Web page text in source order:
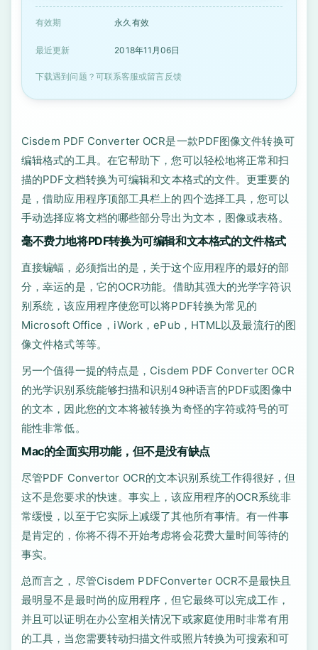
有效期 永久有效
最近更新 2018年11月06日
下载遇到问题？可联系客服或留言反馈
Cisdem PDF Converter OCR是一款PDF图像文件转换可
编辑格式的工具。在它帮助下，您可以轻松地将正常和扫
描的PDF文档转换为可编辑和文本格式的文件。更重要的
是，借助应用程序顶部工具栏上的四个选择工具，您可以
手动选择应将文档的哪些部分导出为文本，图像或表格。
毫不费力地将PDF转换为可编辑和文本格式的文件格式
直接蝙蝠，必须指出的是，关于这个应用程序的最好的部
分，幸运的是，它的OCR功能。借助其强大的光学字符识
别系统，该应用程序使您可以将PDF转换为常见的
Microsoft Office，iWork，ePub，HTML以及最流行的图
像文件格式等等。
另一个值得一提的特点是，Cisdem PDF Converter OCR
的光学识别系统能够扫描和识别49种语言的PDF或图像中
的文本，因此您的文本将被转换为奇怪的字符或符号的可
能性非常低。
Mac的全面实用功能，但不是没有缺点
尽管PDF Convertor OCR的文本识别系统工作得很好，但
这不是您要求的快速。事实上，该应用程序的OCR系统非
常缓慢，以至于它实际上减缓了其他所有事情。有一件事
是肯定的，你将不得不开始考虑将会花费大量时间等待的
事实。
总而言之，尽管Cisdem PDFConverter OCR不是最快且
最明显不是最时尚的应用程序，但它最终可以完成工作，
并且可以证明在办公室相关情况下或家庭使用时非常有用
的工具，当您需要转动扫描文件或照片转换为可搜索和可